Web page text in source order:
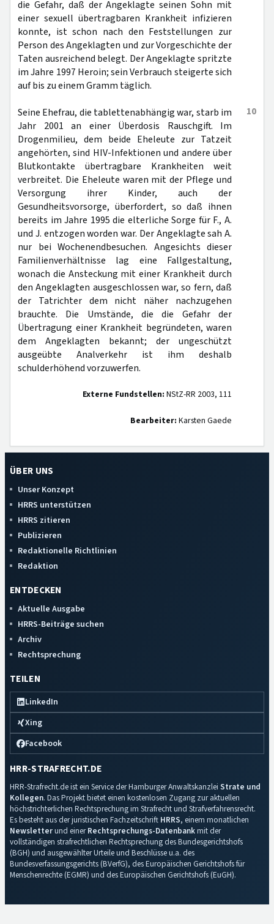
die Gefahr, daß der Angeklagte seinen Sohn mit
einer sexuell übertragbaren Krankheit infizieren
konnte, ist schon nach den Feststellungen zur
Person des Angeklagten und zur Vorgeschichte der
Taten ausreichend belegt. Der Angeklagte spritzte
im Jahre 1997 Heroin; sein Verbrauch steigerte sich
auf bis zu einem Gramm täglich.
10
Seine Ehefrau, die tablettenabhängig war, starb im
Jahr 2001 an einer Überdosis Rauschgift. Im
Drogenmilieu, dem beide Eheleute zur Tatzeit
angehörten, sind HIV-Infektionen und andere über
Blutkontakte übertragbare Krankheiten weit
verbreitet. Die Eheleute waren mit der Pflege und
Versorgung ihrer Kinder, auch der
Gesundheitsvorsorge, überfordert, so daß ihnen
bereits im Jahre 1995 die elterliche Sorge für F., A.
und J. entzogen worden war. Der Angeklagte sah A.
nur bei Wochenendbesuchen. Angesichts dieser
Familienverhältnisse lag eine Fallgestaltung,
wonach die Ansteckung mit einer Krankheit durch
den Angeklagten ausgeschlossen war, so fern, daß
der Tatrichter dem nicht näher nachzugehen
brauchte. Die Umstände, die die Gefahr der
Übertragung einer Krankheit begründeten, waren
dem Angeklagten bekannt; der ungeschützt
ausgeübte Analverkehr ist ihm deshalb
schulderhöhend vorzuwerfen.
Externe Fundstellen: NStZ-RR 2003, 111
Bearbeiter: Karsten Gaede
ÜBER UNS
Unser Konzept
HRRS unterstützen
HRRS zitieren
Publizieren
Redaktionelle Richtlinien
Redaktion
ENTDECKEN
Aktuelle Ausgabe
HRRS-Beiträge suchen
Archiv
Rechtsprechung
TEILEN
LinkedIn
Xing
Facebook
HRR-STRAFRECHT.DE
HRR-Strafrecht.de ist ein Service der Hamburger Anwaltskanzlei Strate und
Kollegen. Das Projekt bietet einen kostenlosen Zugang zur aktuellen
höchstrichterlichen Rechtsprechung im Strafrecht und Strafverfahrensrecht.
Es besteht aus der juristischen Fachzeitschrift HRRS, einem monatlichen
Newsletterund einerRechtsprechungs-Datenbankmit der
vollständigen strafrechtlichen Rechtsprechung des Bundesgerichtshofs
(BGH) und ausgewählter Urteile und Beschlüsse u.a. des
Bundesverfassungsgerichts (BVerfG), des Europäischen Gerichtshofs für
Menschenrechte (EGMR) und des Europäischen Gerichtshofs (EuGH).